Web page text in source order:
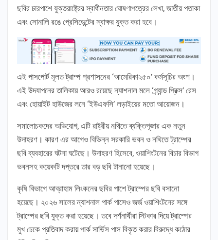
ছবির চারপাশে যুক্তরাষ্ট্রের স্বাধীনতার ঘোষণাপত্রের লেখা, জাতীয় পতাকা
এবং সোনালি রঙে প্রেসিডেন্টের স্বাক্ষর যুক্ত করা হবে।
এই পাসপোর্ট মূলত ট্রাম্প প্রশাসনের ‘আমেরিকা২৫০’ কর্মসূচির অংশ।
এই উদযাপনের তালিকায় আরও রয়েছে ন্যাশনাল মলে ‘গ্র্যান্ড প্রিক্স’ রেস
এবং হোয়াইট হাউজের লনে ‘ইউএফসি’ লড়াইয়ের মতো আয়োজন।
সমালোচকদের অভিযোগ, এটি রাষ্ট্রীয় নথিতে ব্যক্তিপূজার এক নতুন
উদাহরণ। কারণ এর আগেও বিভিন্ন সরকারি ভবন ও নথিতে ট্রাম্পের
ছবি ব্যবহারের ঘটনা ঘটেছে। উদাহরণ হিসেবে, ওয়াশিংটনের বিচার বিভাগ
ভবনসহ কয়েকটি দপ্তরে তার বড় ছবি টানানো হয়েছে।
কৃষি বিভাগে আব্রাহাম লিংকনের ছবির পাশে ট্রাম্পের ছবি বসানো
হয়েছে। ২০২৬ সালের ন্যাশনাল পার্ক পাসেও জর্জ ওয়াশিংটনের সঙ্গে
ট্রাম্পের ছবি যুক্ত করা হয়েছে। তবে দর্শনার্থীরা স্টিকার দিয়ে ট্রাম্পের
মুখ ঢেকে প্রতিবাদ করায় পার্ক সার্ভিস পাস বিকৃত করার বিরুদ্ধে কঠোর